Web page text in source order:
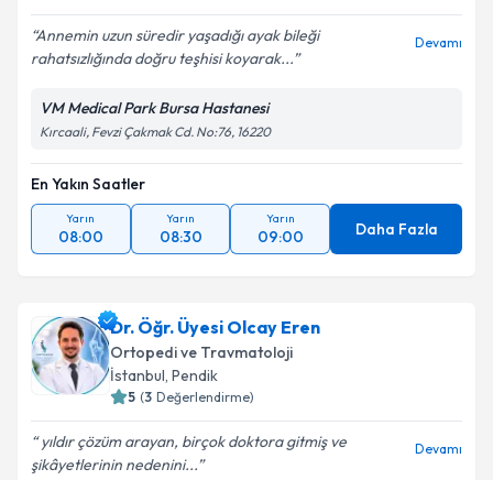
Annemin uzun süredir yaşadığı ayak bileği
rahatsızlığında doğru teşhisi koyarak...
Devamı
VM Medical Park Bursa Hastanesi
Kırcaali, Fevzi Çakmak Cd. No:76, 16220
En Yakın Saatler
Yarın
08:00
Yarın
08:30
Yarın
09:00 Daha Fazla
Dr. Öğr. Üyesi Olcay Eren
Ortopedi ve Travmatoloji
İstanbul, Pendik
5 (3 Değerlendirme)
yıldır çözüm arayan, birçok doktora gitmiş ve
şikâyetlerinin nedenini...
Devamı